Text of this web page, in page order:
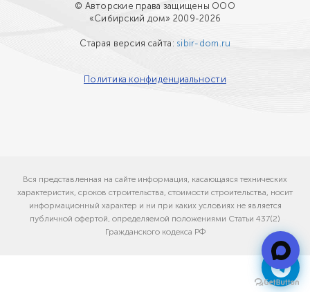
© Авторские права защищены ООО
«Сибирский дом» 2009-2026
Старая версия сайта: sibir-dom.ru
Политика конфиденциальности
Вся представленная на сайте информация, касающаяся технических
характеристик, сроков строительства, стоимости строительства, носит
информационный характер и ни при каких условиях не является
публичной офертой, определяемой положениями Статьи 437(2)
Гражданского кодекса РФ